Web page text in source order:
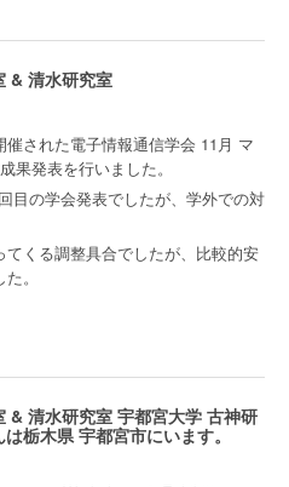
& 清水研究室
された電子情報通信学会 11月 マ
果発表を行いました。
目の学会発表でしたが、学外での対
くる調整具合でしたが、比較的安
。
& 清水研究室 宇都宮大学 古神研
は栃木県 宇都宮市にいます。